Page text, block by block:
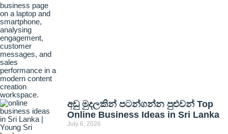
අඩු මුදලකින් පටන්ගන්න පුළුවන් Top
Online Business Ideas in Sri Lanka
July 6, 2026